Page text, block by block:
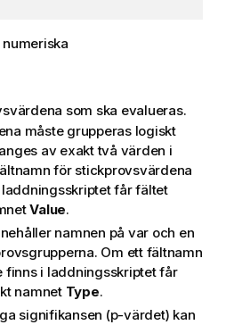
numeriska
som ska evalueras.
måste grupperas logiskt
av exakt två värden i
för stickprovsvärdena
får fältet
Value.
namnen på var och en
Om ett fältnamn
finns i laddningsskriptet får
namnet Type.
signifikansen (p-värdet) kan